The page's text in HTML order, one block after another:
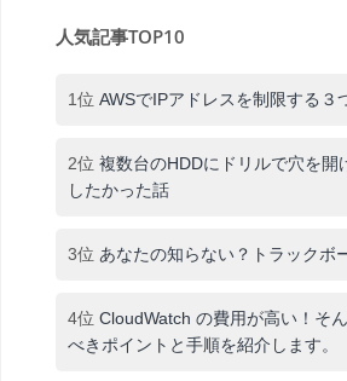
人気記事TOP10
1位 AWSでIPアドレスを制限する３
2位 複数台のHDDにドリルで穴を開
したかった話
3位 あなたの知らない？トラックボ
4位 CloudWatch の費用が高い！そ
べきポイントと手順を紹介します。